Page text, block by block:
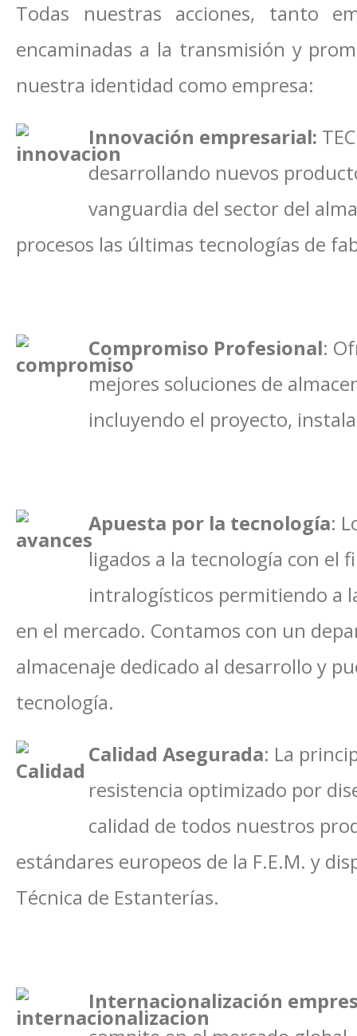
Todas nuestras acciones, tanto
encaminadas a la transmisión y
nuestra identidad como empresa:
Innovación empresarial:
desarrollando nuevos
vanguardia del sector del
procesos las últimas tecnologías de
Compromiso Profesional:
mejores soluciones de
incluyendo el proyecto,
Apuesta por la tecnología:
ligados a la tecnología con el
intralogísticos permitiendo a
en el mercado. Contamos con un
almacenaje dedicado al desarrollo y
tecnología.
Calidad Asegurada: La
resistencia optimizado por
calidad de todos nuestros
estándares europeos de la F.E.M. y
Técnica de Estanterías.
Internacionalización